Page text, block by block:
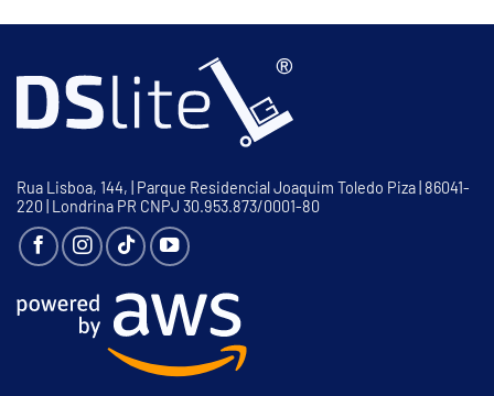
Rua Lisboa, 144, | Parque Residencial Joaquim Toledo Piza | 86041-
220 | Londrina PR CNPJ 30.953.873/0001-80